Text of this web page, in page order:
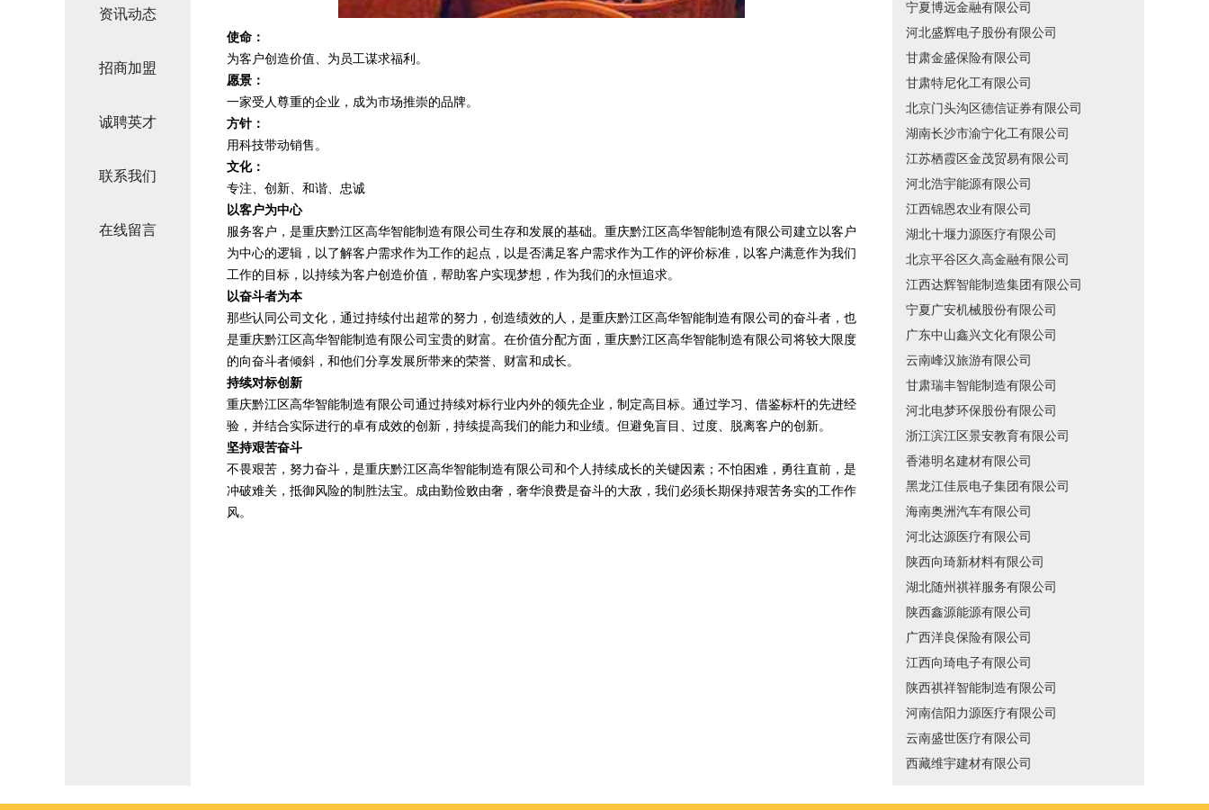
资讯动态
招商加盟
诚聘英才
联系我们
在线留言
使命：
为客户创造价值、为员工谋求福利。
愿景：
一家受人尊重的企业，成为市场推崇的品牌。
方针：
用科技带动销售。
文化：
专注、创新、和谐、忠诚
以客户为中心
服务客户，是重庆黔江区高华智能制造有限公司生存和发展的基础。重庆黔江区高华智能制造有限公司建立以客户
为中心的逻辑，以了解客户需求作为工作的起点，以是否满足客户需求作为工作的评价标准，以客户满意作为我们
工作的目标，以持续为客户创造价值，帮助客户实现梦想，作为我们的永恒追求。
以奋斗者为本
那些认同公司文化，通过持续付出超常的努力，创造绩效的人，是重庆黔江区高华智能制造有限公司的奋斗者，也
是重庆黔江区高华智能制造有限公司宝贵的财富。在价值分配方面，重庆黔江区高华智能制造有限公司将较大限度
的向奋斗者倾斜，和他们分享发展所带来的荣誉、财富和成长。
持续对标创新
重庆黔江区高华智能制造有限公司通过持续对标行业内外的领先企业，制定高目标。通过学习、借鉴标杆的先进经
验，并结合实际进行的卓有成效的创新，持续提高我们的能力和业绩。但避免盲目、过度、脱离客户的创新。
坚持艰苦奋斗
不畏艰苦，努力奋斗，是重庆黔江区高华智能制造有限公司和个人持续成长的关键因素；不怕困难，勇往直前，是
冲破难关，抵御风险的制胜法宝。成由勤俭败由奢，奢华浪费是奋斗的大敌，我们必须长期保持艰苦务实的工作作
风。
宁夏博远金融有限公司
河北盛辉电子股份有限公司
甘肃金盛保险有限公司
甘肃特尼化工有限公司
北京门头沟区德信证券有限公司
湖南长沙市渝宁化工有限公司
江苏栖霞区金茂贸易有限公司
河北浩宇能源有限公司
江西锦恩农业有限公司
湖北十堰力源医疗有限公司
北京平谷区久高金融有限公司
江西达辉智能制造集团有限公司
宁夏广安机械股份有限公司
广东中山鑫兴文化有限公司
云南峰汉旅游有限公司
甘肃瑞丰智能制造有限公司
河北电梦环保股份有限公司
浙江滨江区景安教育有限公司
香港明名建材有限公司
黑龙江佳辰电子集团有限公司
海南奥洲汽车有限公司
河北达源医疗有限公司
陕西向琦新材料有限公司
湖北随州祺祥服务有限公司
陕西鑫源能源有限公司
广西洋良保险有限公司
江西向琦电子有限公司
陕西祺祥智能制造有限公司
河南信阳力源医疗有限公司
云南盛世医疗有限公司
西藏维宇建材有限公司